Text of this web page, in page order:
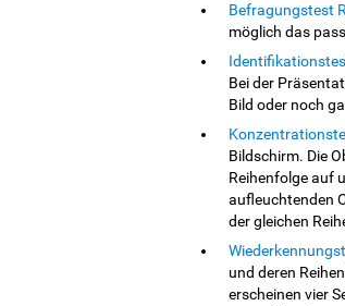
Befragungstest
möglich das
Bei der
Bild oder noch
Bildschirm. Die
Reihenfolge auf
aufleuchtenden
der gleichen
und deren
erscheinen vier